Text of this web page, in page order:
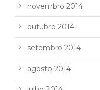
novembro 2014
outubro 2014
setembro 2014
agosto 2014